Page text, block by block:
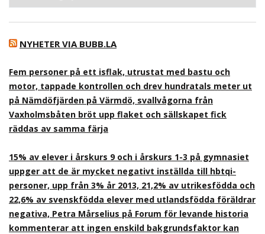
NYHETER VIA BUBB.LA
Fem personer på ett isflak, utrustat med bastu och
motor, tappade kontrollen och drev hundratals meter ut
på Nämdöfjärden på Värmdö, svallvågorna från
Vaxholmsbåten bröt upp flaket och sällskapet fick
räddas av samma färja
15% av elever i årskurs 9 och i årskurs 1-3 på gymnasiet
uppger att de är mycket negativt inställda till hbtqi-
personer, upp från 3% år 2013, 21,2% av utrikesfödda och
22,6% av svenskfödda elever med utlandsfödda föräldrar
negativa, Petra Mårselius på Forum för levande historia
kommenterar att ingen enskild bakgrundsfaktor kan